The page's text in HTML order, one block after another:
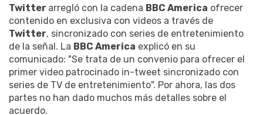
Twitter arregló con la cadena BBC America ofrecer
contenido en exclusiva con videos a través de
Twitter, sincronizado con series de entretenimiento
de la señal. La BBC America explicó en su
comunicado: "Se trata de un convenio para ofrecer el
primer video patrocinado in-tweet sincronizado con
series de TV de entretenimiento". Por ahora, las dos
partes no han dado muchos más detalles sobre el
acuerdo.